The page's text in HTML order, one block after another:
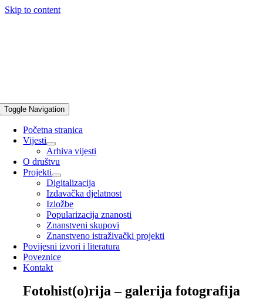
Skip to content
Toggle Navigation
Početna stranica
Vijesti
Arhiva vijesti
O društvu
Projekti
Digitalizacija
Izdavačka djelatnost
Izložbe
Popularizacija znanosti
Znanstveni skupovi
Znanstveno istraživački projekti
Povijesni izvori i literatura
Poveznice
Kontakt
Fotohist(o)rija – galerija fotografija